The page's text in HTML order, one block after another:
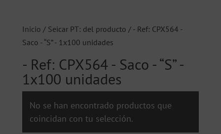
Inicio / Seicar PT: del producto / - Ref: CPX564 -
Saco - “S” - 1x100 unidades
- Ref: CPX564 - Saco - “S” -
1x100 unidades
No se han encontrado productos que
coincidan con tu selección.